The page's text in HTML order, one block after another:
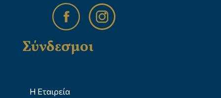
Σύνδεσμοι
Η Εταιρεία